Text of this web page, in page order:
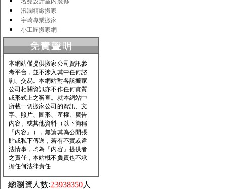
汛潤精緻搬家
宇崎專業搬家
小工匠搬家網
本網站僅提供搬家公司資訊參
考平台，並不涉入其中任何諮
詢、交易。本網站對各該搬家
公司相關資訊亦不作任何實質
或形式上之審查。就本網站中
所載一切搬家公司的資訊、文
字、照片、圖形、產權、廣告
內容、或其他資料（以下簡稱
『內容』），無論其為公開張
貼或私下傳送，若有不實或違
法情事，均為『內容』提供者
之責任，本站概不負責也不承
擔任何法律責任
總瀏覽人數:23938350人